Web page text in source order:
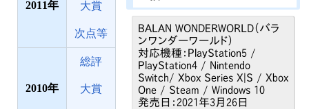
2011 大賞
次点等
2010
総評
大賞
BALAN WONDERWORLD（バラ
ンワンダーワールド）
対応機種：PlayStation5 /
PlayStation4 / Nintendo
Switch/ Xbox Series X|S / Xbox
One / Steam / Windows 10
発売日：2021年3月26日